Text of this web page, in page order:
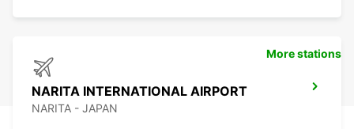
NARITA INTERNATIONAL AIRPORT
NARITA - JAPAN
More stations